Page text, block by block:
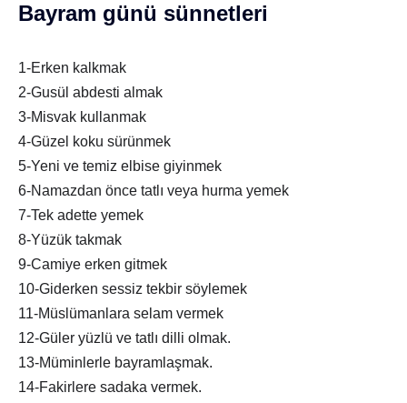
Bayram günü sünnetleri
1-Erken kalkmak
2-Gusül abdesti almak
3-Misvak kullanmak
4-Güzel koku sürünmek
5-Yeni ve temiz elbise giyinmek
6-Namazdan önce tatlı veya hurma yemek
7-Tek adette yemek
8-Yüzük takmak
9-Camiye erken gitmek
10-Giderken sessiz tekbir söylemek
11-Müslümanlara selam vermek
12-Güler yüzlü ve tatlı dilli olmak.
13-Müminlerle bayramlaşmak.
14-Fakirlere sadaka vermek.